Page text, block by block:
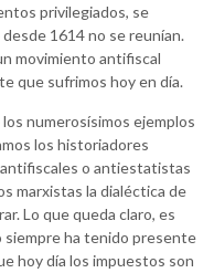
privilegiados, se
1614 no se reunían.
movimiento antifiscal
que sufrimos hoy en día.
numerosísimos ejemplos
los historiadores
o antiestatistas
marxistas la dialéctica de
Lo que queda claro, es
siempre ha tenido presente
hoy día los impuestos son